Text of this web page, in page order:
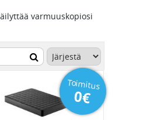
varmuuskopiosi
Toimitus
0€